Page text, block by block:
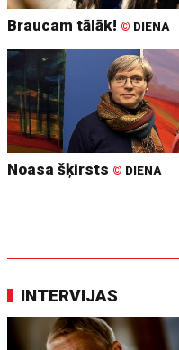
Braucam tālāk! © DIENA
Noasa šķirsts © DIENA
INTERVIJAS